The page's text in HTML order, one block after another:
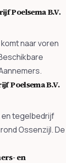
Poelsema B.V.
naar voren
Poelsema B.V.
en tegelbedrijf
Ossenzijl. De
en